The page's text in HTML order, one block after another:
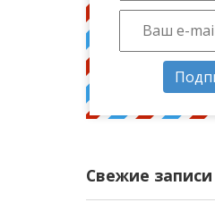
Свежие записи